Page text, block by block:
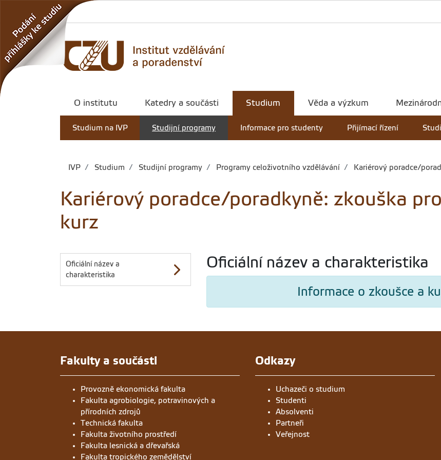
O institutu Katedry a součásti Studium
Studium na IVP Studijní programy Informace pro studenty Přijímací řízení
Věda a výzkum
IVP Studium Studijní programy Programy celoživotního vzdělávání Kariérový poradce/
Kariérový poradce/poradkyně: zkouška
kurz
Oficiální název a
charakteristika
Oficiální název a charakteristika
Informace o zkoušce a
Fakulty a součásti
Provozně ekonomická fakulta
Fakulta agrobiologie, potravinových a
přírodních zdrojů
Technická fakulta
Fakulta životního prostředí
Fakulta lesnická a dřevařská
Fakulta tropického zemědělství
Odkazy
Uchazeči o studium
Studenti
Absolventi
Partneři
Veřejnost